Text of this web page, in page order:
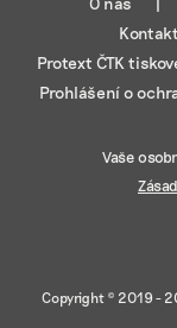
Kontakt
Protext ČTK
Prohlášení o
Vaše
Copyright © 2019 -